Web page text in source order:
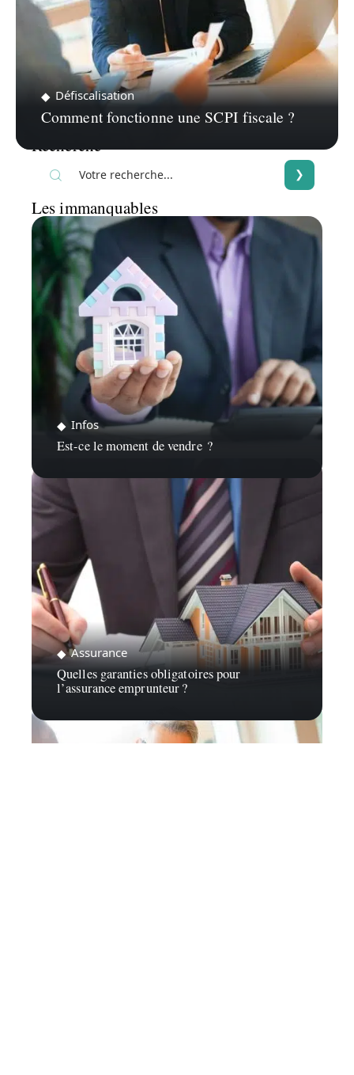
Défiscalisation
Comment fonctionne une SCPI fiscale ?
Recherche
Les immanquables
Infos
Est-ce le moment de vendre ?
Assurance
Quelles garanties obligatoires pour
l’assurance emprunteur ?